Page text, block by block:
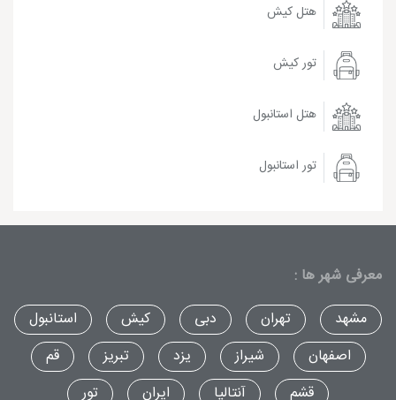
هتل کیش
تور کیش
هتل استانبول
تور استانبول
معرفی شهر ها :
مشهد
تهران دبی کیش
استانبول
اصفهان
شیراز یزد تبریز
قم
قشم
آنتالیا ایران تور